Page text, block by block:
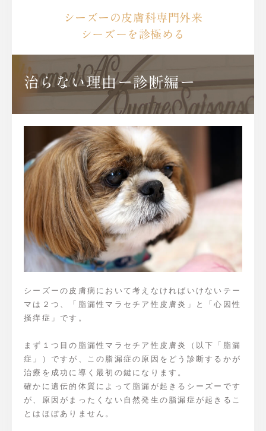
シーズーの皮膚科専門外来
シーズーを診極める
治らない理由ー診断編ー
シーズーの皮膚病において考えなければいけないテー
マは２つ、「脂漏性マラセチア性皮膚炎」と「心因性
掻痒症」です。
まず１つ目の脂漏性マラセチア性皮膚炎（以下「脂漏
症」）ですが、この脂漏症の原因をどう診断するかが
治療を成功に導く最初の鍵になります。
確かに遺伝的体質によって脂漏が起きるシーズーです
が、原因がまったくない自然発生の脂漏症が起きるこ
とはほぼありません。